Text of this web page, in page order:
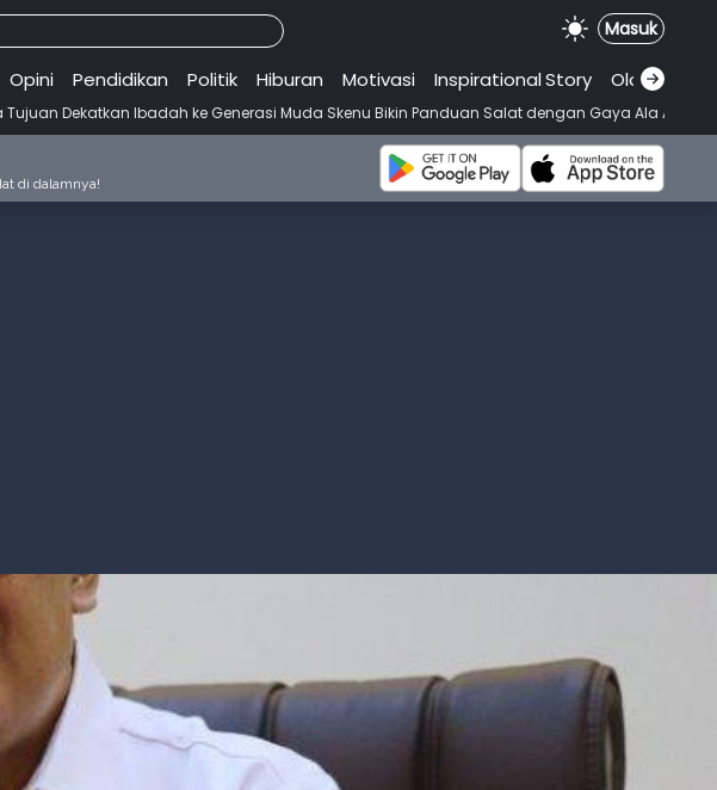
Masuk
Opini Pendidikan Politik Hiburan Motivasi Inspirational.Story Olahraga
Ibadah ke Generasi Muda Skenu Bikin Panduan Salat dengan Gaya Ala Anak Skena •
di dalamnya!